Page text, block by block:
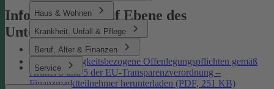
Haus & Wohnen
Krankheit, Unfall & Pflege
Beruf, Alter & Finanzen
Service
Informationen auf Ebene des
Unternehmens
Nachhaltigkeitsbezogene Offenlegungspflichten gemäß
Artikel 3 und 5 der EU-Transparenzverordnung –
Finanzmarktteilnehmer herunterladen (PDF, 251 KB)